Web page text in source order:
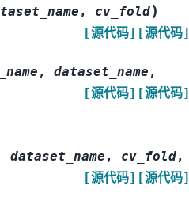
, cv_fold)
[源代码]
[源代码]
, dataset_name ,
[源代码]
[源代码]
dataset_name , cv_fold,
[源代码]
[源代码]